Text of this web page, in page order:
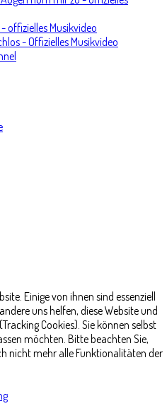
offizielles Musikvideo
- Offizielles Musikvideo
Einige von ihnen sind essenziell
uns helfen, diese Website und
Cookies). Sie können selbst
möchten. Bitte beachten Sie,
nicht mehr alle Funktionalitäten der